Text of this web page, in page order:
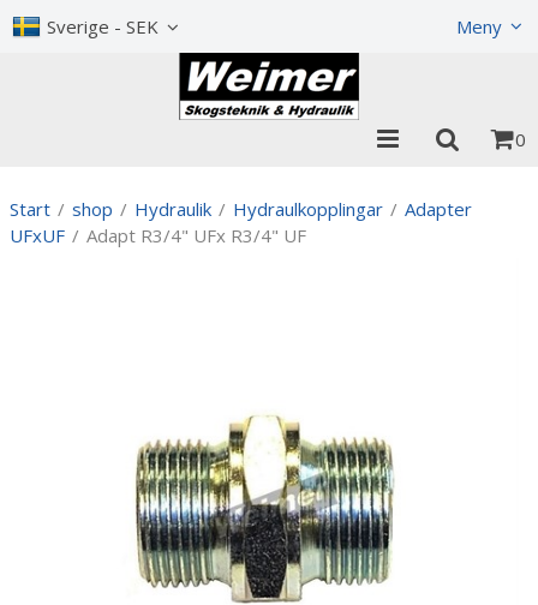
Sverige - SEK Meny
0
Start / shop / Hydraulik / Hydraulkopplingar / Adapter
UFxUF / Adapt R3/4" UFx R3/4" UF